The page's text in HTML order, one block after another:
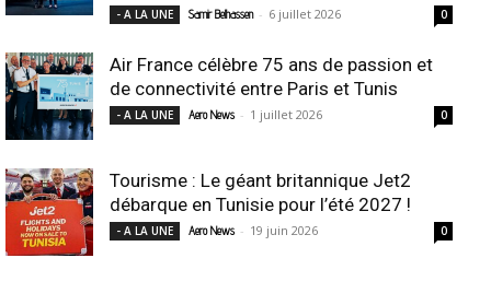
- A LA UNE Samir Belhassen - 6 juillet 2026 0
Air France célèbre 75 ans de passion et
de connectivité entre Paris et Tunis
- A LA UNE Aero News - 1 juillet 2026 0
Tourisme : Le géant britannique Jet2
débarque en Tunisie pour l’été 2027 !
- A LA UNE Aero News - 19 juin 2026 0